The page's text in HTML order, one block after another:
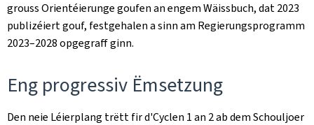
grouss Orientéierunge goufen an engem Wäissbuch, dat 2023
publizéiert gouf, festgehalen a sinn am Regierungsprogramm
2023–2028 opgegraff ginn.
Eng progressiv Ëmsetzung
Den neie Léierplang trëtt fir d'Cyclen 1 an 2 ab dem Schouljoer